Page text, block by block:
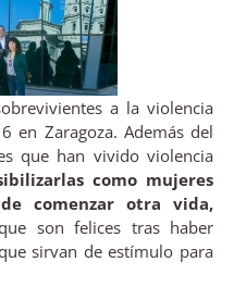
a la violencia
en Zaragoza. Además del
que han vivido violencia
como mujeres
comenzar otra vida,
son felices tras haber
sirvan de estímulo para